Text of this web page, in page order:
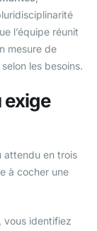
l’équipe réunit
mesure de
les besoins.
exige
attendu en trois
à cocher une
vous identifiez